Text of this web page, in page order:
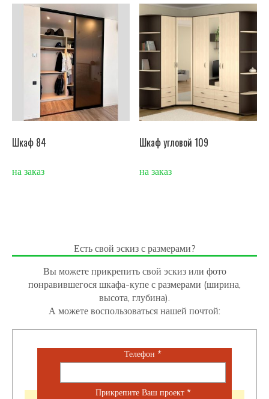
Шкаф 84
на заказ
Шкаф угловой 109
на заказ
Есть свой эскиз с размерами?
Вы можете прикрепить свой эскиз или фото
понравившегося шкафа-купе с размерами (ширина,
высота, глубина).
А можете воспользоваться нашей почтой:
Телефон *
Прикрепите Ваш проект *